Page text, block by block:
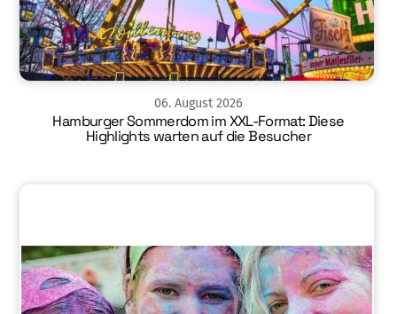
06. August 2026
Hamburger Sommerdom im XXL-Format: Diese
Highlights warten auf die Besucher